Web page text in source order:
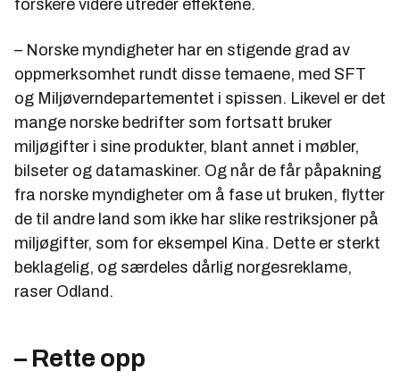
forskere videre utreder effektene.
– Norske myndigheter har en stigende grad av
oppmerksomhet rundt disse temaene, med SFT
og Miljøverndepartementet i spissen. Likevel er det
mange norske bedrifter som fortsatt bruker
miljøgifter i sine produkter, blant annet i møbler,
bilseter og datamaskiner. Og når de får påpakning
fra norske myndigheter om å fase ut bruken, flytter
de til andre land som ikke har slike restriksjoner på
miljøgifter, som for eksempel Kina. Dette er sterkt
beklagelig, og særdeles dårlig norgesreklame,
raser Odland.
– Rette opp